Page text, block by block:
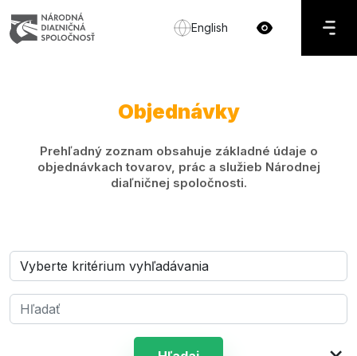
English
Objednávky
Prehľadný zoznam obsahuje základné údaje o
objednávkach tovarov, prác a služieb Národnej
diaľničnej spoločnosti.